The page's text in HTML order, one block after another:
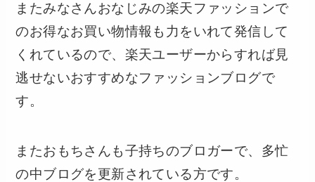
またみなさんおなじみの楽天ファッションで
のお得なお買い物情報も力をいれて発信して
くれているので、楽天ユーザーからすれば見
逃せないおすすめなファッションブログで
す。
またおもちさんも子持ちのブロガーで、多忙
の中ブログを更新されている方です。